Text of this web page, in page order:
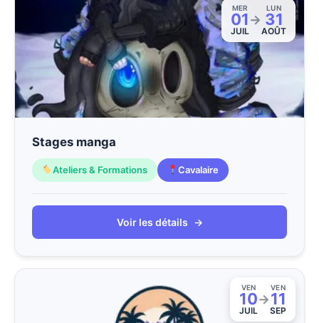
MER
01
JUIL
→
LUN
31
AOÛT
Stages manga
Ateliers & Formations Cavalaire
Voir les détails →
VEN
10
JUIL
→
VEN
11
SEP